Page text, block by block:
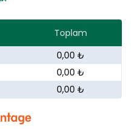
Toplam
0,00 ₺
0,00 ₺
0,00 ₺